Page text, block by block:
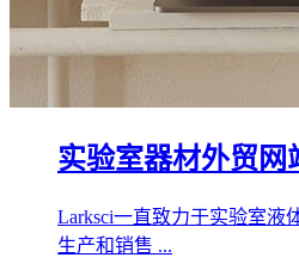
实验室器材外贸网
Larksci一直致力于实验室液
生产和销售 ...